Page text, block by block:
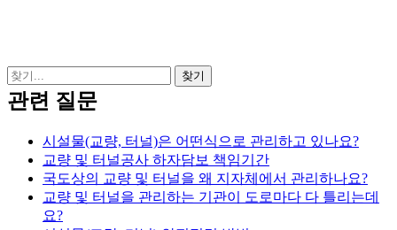
관련 질문
시설물(교량, 터널)은 어떤식으로 관리하고 있나요?
교량 및 터널공사 하자담보 책임기간
국도상의 교량 및 터널을 왜 지자체에서 관리하나요?
교량 및 터널을 관리하는 기관이 도로마다 다 틀리는데
요?